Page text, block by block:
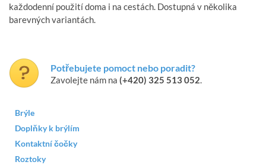
každodenní použití doma i na cestách. Dostupná v několika
barevných variantách.
Potřebujete pomoct nebo poradit?
Zavolejte nám na (+420) 325 513 052.
Brýle
Doplňky k brýlím
Kontaktní čočky
Roztoky